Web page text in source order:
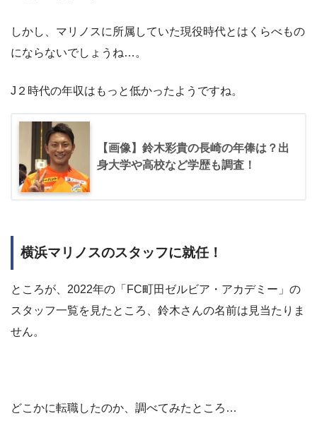
しかし、マリノスに所属していた現役時代とはくらべもの
にならないでしょうね…。
J２時代の年収はもっと低かったようですね。
【画像】鈴木彩貴の長崎の年俸は？出
身大学や高校など学歴も調査！
横浜マリノスのスタッフに就任！
ところが、2022年の「FC町田ゼルビア・アカデミー」の
スタッフ一覧を見たところ、鈴木さんの名前は見当たりま
せん。
どこかに転職したのか、調べてみたところ…